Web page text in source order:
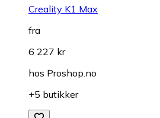
Creality K1 Max
fra
6 227 kr
hos Proshop.no
+5 butikker